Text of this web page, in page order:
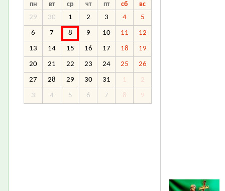
пн вт ср чт пт сб
вс
29
30 1 2 3 4 5
6 7 8 9 10 11 12
13 14 15 16 17 18 19
20 21 22 23 24 25 26
27 28 29 30 31 1 2
3 4 5 6 7 8 9